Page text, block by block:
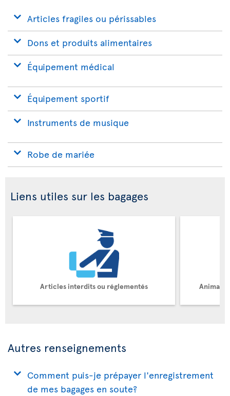
Articles fragiles ou périssables
Dons et produits alimentaires
Équipement médical
Équipement sportif
Instruments de musique
Robe de mariée
Liens utiles sur les bagages
Articles interdits ou réglementés Animaux
Autres renseignements
Comment puis-je prépayer l'enregistrement
de mes bagages en soute?